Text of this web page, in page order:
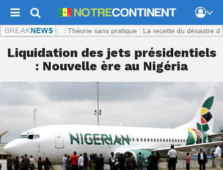
: Théorie sans pratique : La recette du désastre des
Liquidation des jets présidentiels
: Nouvelle ère au Nigéria